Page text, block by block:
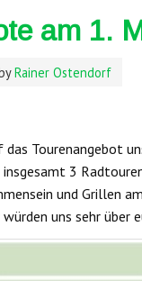
am 1.
Rainer Ostendorf
Tourenangebot
3
und Grillen
uns sehr über